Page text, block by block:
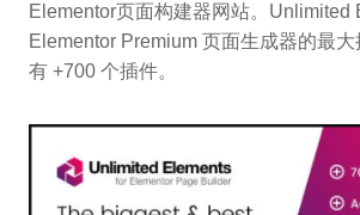
Elementor页面构建器网站。Unlimited
Elementor Premium 页面生成器的最
有 +700 个插件。